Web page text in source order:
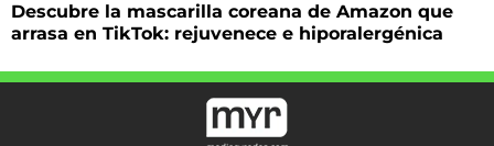
Descubre la mascarilla coreana de Amazon que
arrasa en TikTok: rejuvenece e hiporalergénica